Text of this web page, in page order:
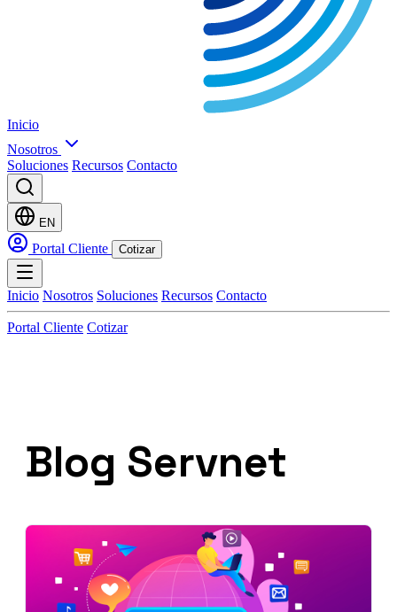
Inicio
Nosotros
Soluciones Recursos Contacto
EN
Portal Cliente Cotizar
Inicio Nosotros Soluciones Recursos Contacto
Portal Cliente Cotizar
Blog Servnet